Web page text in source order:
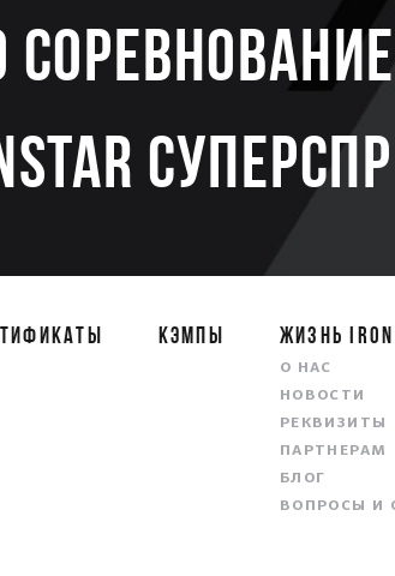
соревнование
КЭМПЫ ЖИЗНЬ
О НАС
НОВОСТИ
РЕКВИЗИТЫ
ПАРТНЕРАМ
БЛОГ
ВОПРОСЫ И